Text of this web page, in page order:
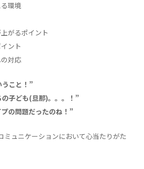
環境
がるポイント
ント
対応
こと！”
子ども(旦那)。。。！”
の問題だったのね！”
ミュニケーションにおいて心当たりがた